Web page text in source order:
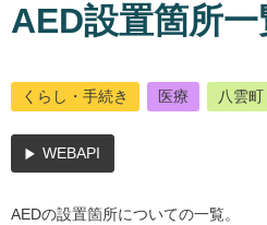
AED設置箇所
くらし・手続き 医療 八雲町
WEBAPI
AEDの設置箇所についての一覧。